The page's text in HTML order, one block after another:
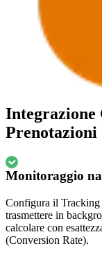
Integrazione
Monitoraggio
Configura il
trasmettere in
calcolare con
(Conversion Rate).